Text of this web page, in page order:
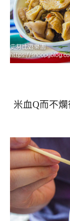
米血Q而不